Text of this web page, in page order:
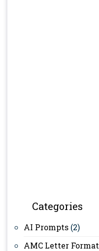
Categories
AI Prompts (2)
AMC Letter Format